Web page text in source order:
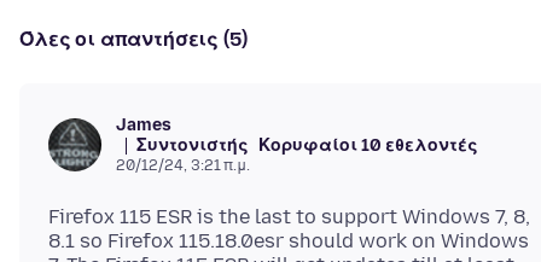
Όλες οι απαντήσεις (5)
James
Συντονιστής
Κορυφαίοι 10 εθελοντές
20/12/24, 3:21 π.μ.
Firefox 115 ESR is the last to support Windows 7, 8,
8.1 so Firefox 115.18.0esr should work on Windows